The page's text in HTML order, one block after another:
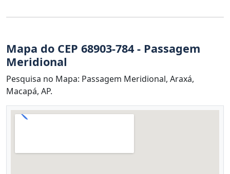
Mapa do CEP 68903-784 - Passagem
Meridional
Pesquisa no Mapa: Passagem Meridional, Araxá,
Macapá, AP.